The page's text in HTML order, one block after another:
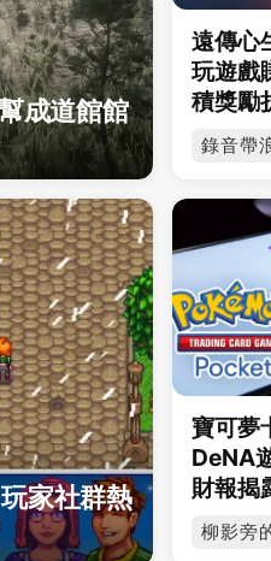
成道館館
遠傳心
玩遊戲
積獎勵
錄音帶
家社群熱
寶可夢
DeNA
財報揭
柳影旁